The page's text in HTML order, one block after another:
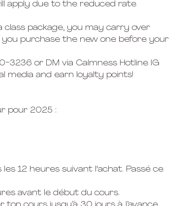
apply due to the reduced rate
class package, you may carry over
you purchase the new one before your
3236 or DM via Calmness Hotline IG
media and earn loyalty points!
pour 2025 :
12 heures suivant l'achat. Passé ce
avant le début du cours.